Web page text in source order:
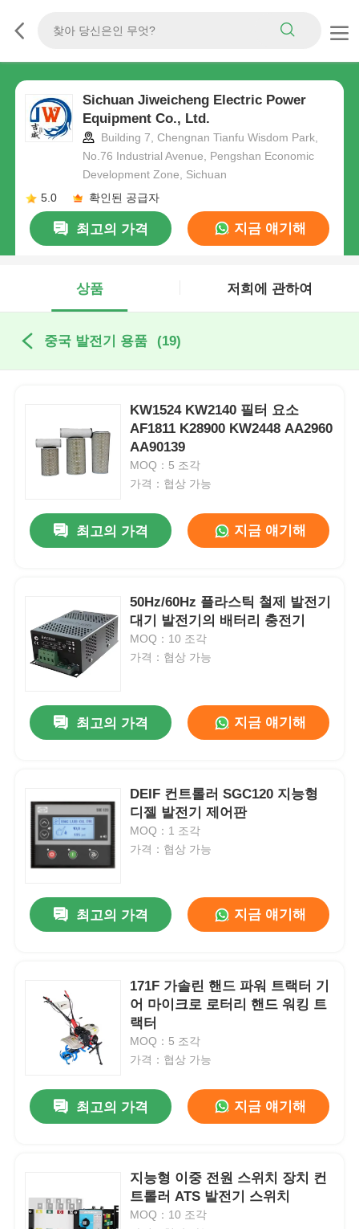
Sichuan Jiweicheng Electric Power
Equipment Co., Ltd.
Building 7, Chengnan Tianfu Wisdom Park,
No.76 Industrial Avenue, Pengshan Economic
Development Zone, Sichuan
5.0
확인된 공급자
최고의 가격 지금 얘기해
상품 저희에 관하여
중국 발전기 용품 (19)
KW1524 KW2140 필터 요소
AF1811 K28900 KW2448 AA2960
AA90139
MOQ：5 조각
가격：협상 가능
최고의 가격 지금 얘기해
50Hz/60Hz 플라스틱 철제 발전기
대기 발전기의 배터리 충전기
MOQ：10 조각
가격：협상 가능
최고의 가격 지금 얘기해
DEIF 컨트롤러 SGC120 지능형
디젤 발전기 제어판
MOQ：1 조각
가격：협상 가능
최고의 가격 지금 얘기해
171F 가솔린 핸드 파워 트랙터 기
어 마이크로 로터리 핸드 워킹 트
랙터
MOQ：5 조각
가격：협상 가능
최고의 가격 지금 얘기해
지능형 이중 전원 스위치 장치 컨
트롤러 ATS 발전기 스위치
MOQ：10 조각